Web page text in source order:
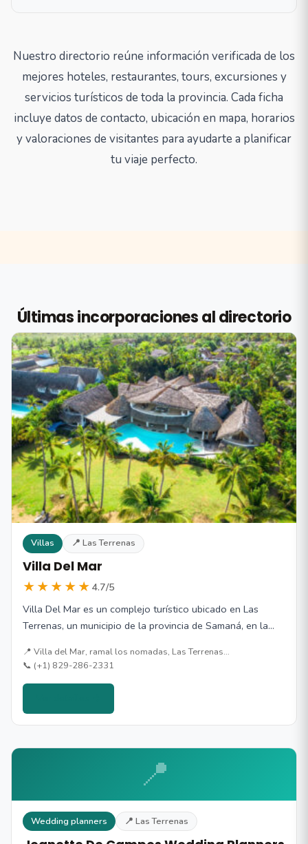
Nuestro directorio reúne información verificada de los
mejores hoteles, restaurantes, tours, excursiones y
servicios turísticos de toda la provincia. Cada ficha
incluye datos de contacto, ubicación en mapa, horarios
y valoraciones de visitantes para ayudarte a planificar
tu viaje perfecto.
Últimas incorporaciones al directorio
Villas 📍 Las Terrenas
Villa Del Mar
★★★★★ 4.7/5
Villa Del Mar es un complejo turístico ubicado en Las
Terrenas, un municipio de la provincia de Samaná, en la…
📍 Villa del Mar, ramal los nomadas, Las Terrenas…
📞 (+1) 829-286-2331
📍
Wedding planners 📍 Las Terrenas